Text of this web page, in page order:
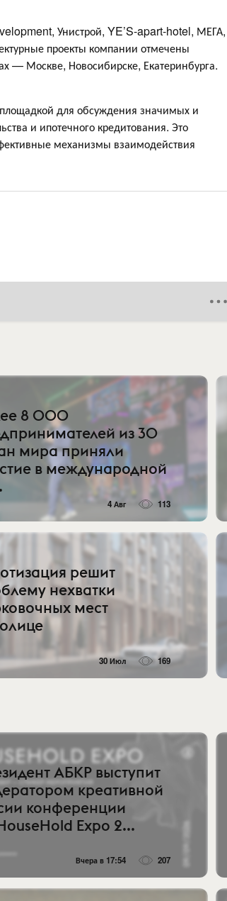
Унистрой, YE’S-apart-hotel, МЕГА,
проекты компании отмечены
— Москве, Новосибирске, Екатеринбурга.
для обсуждения значимых и
и ипотечного кредитования. Это
механизмы взаимодействия
8 000
из 30
мира приняли
в международной
4 Авг 113
решит
нехватки
мест
30 Июл 169
АБКР выступит
креативной
конференции
Expo 2...
Вчера в 17:54 207